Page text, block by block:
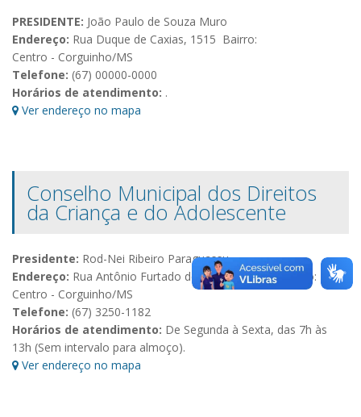
PRESIDENTE: João Paulo de Souza Muro
Endereço: Rua Duque de Caxias, 1515 Bairro:
Centro - Corguinho/MS
Telefone: (67) 00000-0000
Horários de atendimento: .
Ver endereço no mapa
Conselho Municipal dos Direitos
da Criança e do Adolescente
Presidente: Rod-Nei Ribeiro Paraguassu
Endereço: Rua Antônio Furtado de Mendonça, 10 Bairro:
Centro - Corguinho/MS
Telefone: (67) 3250-1182
Horários de atendimento: De Segunda à Sexta, das 7h às
13h (Sem intervalo para almoço).
Ver endereço no mapa